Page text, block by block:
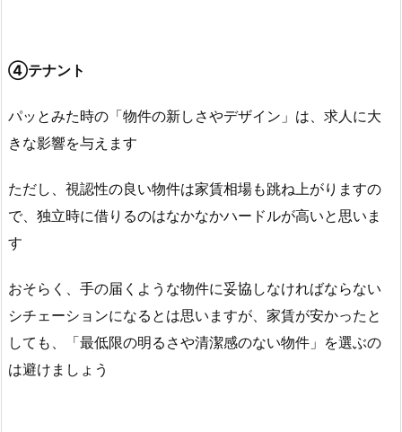
④テナント
パッとみた時の「物件の新しさやデザイン」は、求人に大
きな影響を与えます
ただし、視認性の良い物件は家賃相場も跳ね上がりますの
で、独立時に借りるのはなかなかハードルが高いと思いま
す
おそらく、手の届くような物件に妥協しなければならない
シチェーションになるとは思いますが、家賃が安かったと
しても、「最低限の明るさや清潔感のない物件」を選ぶの
は避けましょう